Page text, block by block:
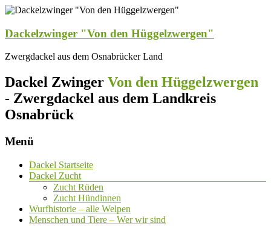
Dackelzwinger "Von den Hüggelzwergen"
Zwergdackel aus dem Osnabrücker Land
Dackel Zwinger Von den Hüggelzwergen
- Zwergdackel aus dem Landkreis
Osnabrück
Menü
Dackel Startseite
Dackel Zucht
Zucht Rüden
Zucht Hündinnen
Wurfhistorie – alle Welpen
Menschen und Tiere – Wer wir sind